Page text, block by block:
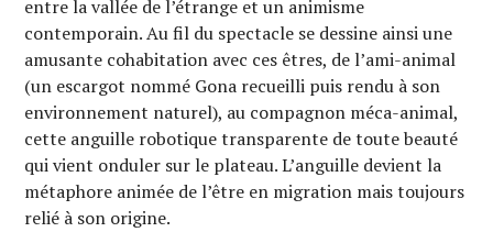
entre la vallée de l’étrange et un animisme
contemporain. Au fil du spectacle se dessine ainsi une
amusante cohabitation avec ces êtres, de l’ami-animal
(un escargot nommé Gona recueilli puis rendu à son
environnement naturel), au compagnon méca-animal,
cette anguille robotique transparente de toute beauté
qui vient onduler sur le plateau. L’anguille devient la
métaphore animée de l’être en migration mais toujours
relié à son origine.